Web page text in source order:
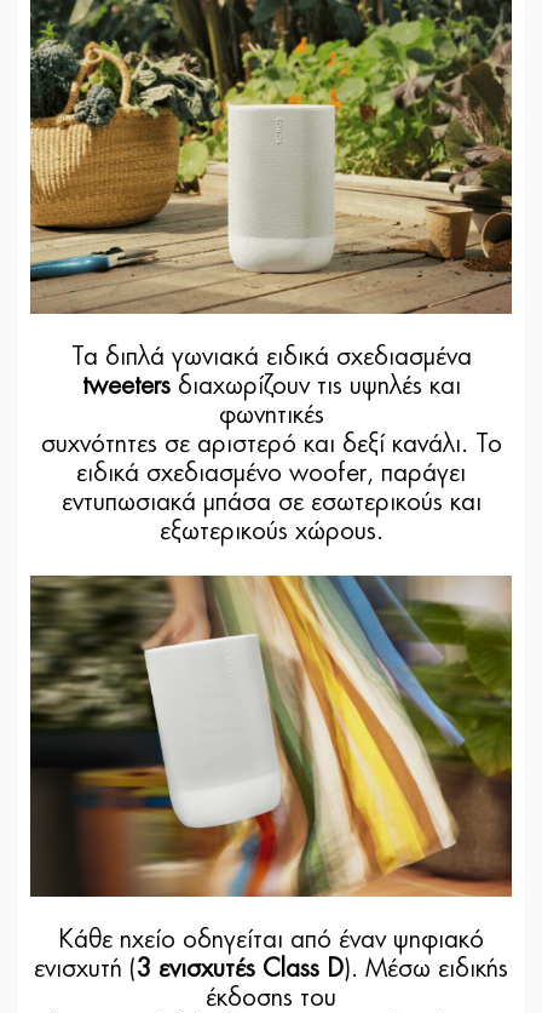
Τα διπλά γωνιακά ειδικά σχεδιασμένα
tweetersδιαχωρίζουν τις υψηλές και
φωνητικές
συχνότητες σε αριστερό και δεξί κανάλι. Το
ειδικά σχεδιασμένο woofer, παράγει
εντυπωσιακά μπάσα σε εσωτερικούς και
εξωτερικούς χώρους.
Κάθε ηχείο οδηγείται από έναν ψηφιακό
ενισχυτή (3 ενισχυτές Class D). Μέσω ειδικής
έκδοσης του